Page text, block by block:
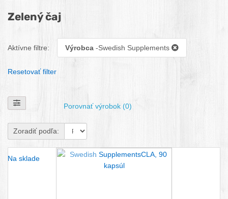
Zelený čaj
Aktívne filtre: Výrobca -Swedish Supplements
Resetovať filter
Zobraziť filtre Porovnať výrobok (0)
Zoradiť podľa:
Na sklade